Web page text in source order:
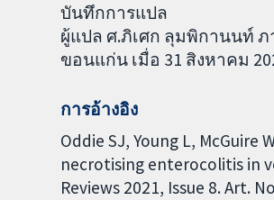
บันทึกการแปล
ผู้แปล ศ.ภิเศก ลุมพิกานนท์
ขอนแก่น เมื่อ 31 สิงหาคม
การอ้างอิง
Oddie SJ, Young L,
necrotising enterocolitis in
Reviews 2021, Issue 8. Art.